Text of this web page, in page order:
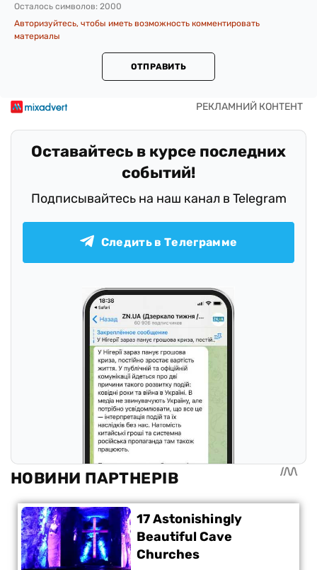
Осталось символов: 2000
Авторизуйтесь, чтобы иметь возможность комментировать
материалы
ОТПРАВИТЬ
Оставайтесь в курсе последних
событий!
Подписывайтесь на наш канал в Telegram
Следить в Телеграмме